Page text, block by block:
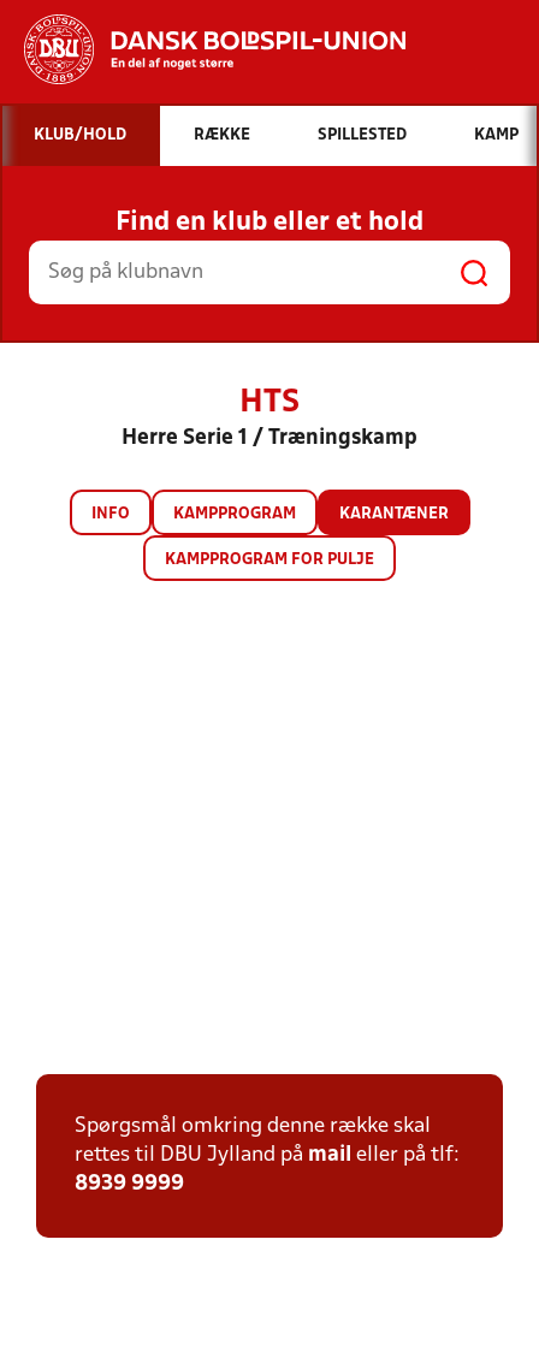
Hvad vil du søge efter?
INDHOLD OG NYHEDER
STILLINGER, RESULTATER, KLUBBER OG
HOLD
KLUB/HOLD RÆKKE SPILLESTED KAMP
Find en klub eller et hold
HTS
Herre Serie 1 / Træningskamp
INFO KAMPPROGRAM KARANTÆNER
KAMPPROGRAM FOR PULJE
Spørgsmål omkring denne række skal
rettes til DBU Jylland på mail eller på tlf:
8939 9999